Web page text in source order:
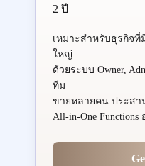
2 ปี
เหมาะสำหรับธุรกิจที่
ใหญ่
ด้วยระบบ Owner,
ทีม
ขายหลายคน ประสา
All-in-One